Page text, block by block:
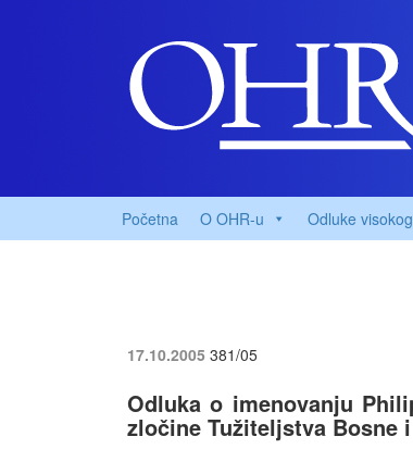
Početna O OHR-u Odluke
17.10.2005 381/05
Odluka o imenovanju
zločine Tužiteljstva Bosne